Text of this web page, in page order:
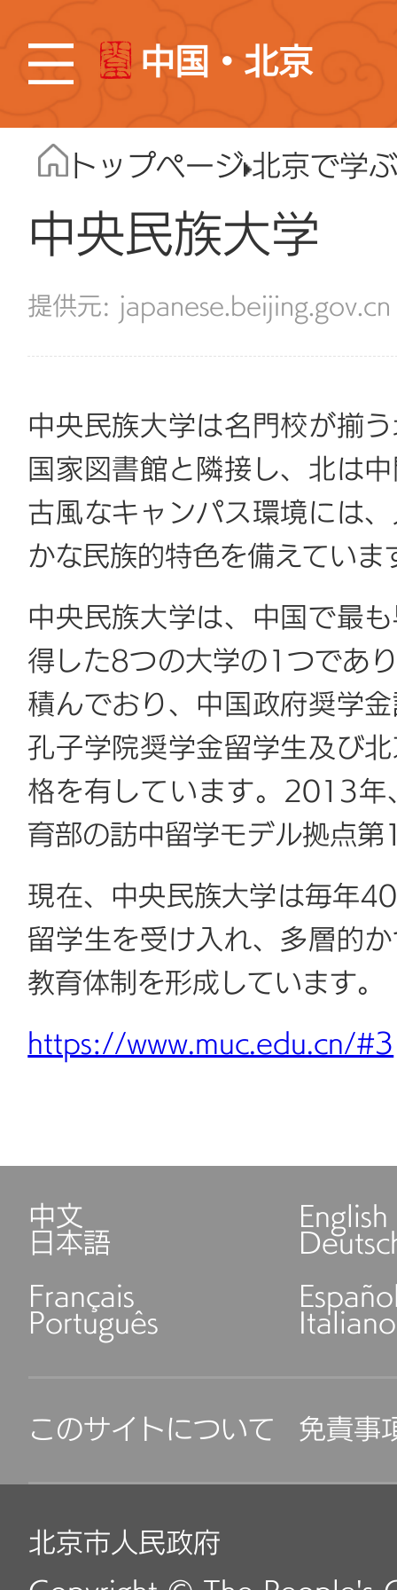
中国・北京
トップページ 北京で学
中央民族大学
japanese.beijing.gov.cn
中央民族大学は名門校が揃
国家図書館と隣接し、北は
古風なキャンパス環境には
かな民族的特色を備えていま
中央民族大学は、中国で最
得した8つの大学の1つであ
積んでおり、中国政府奨学
孔子学院奨学金留学生及び
格を有しています。2013年
育部の訪中留学モデル拠点
現在、中央民族大学は毎年
留学生を受け入れ、多層的
教育体制を形成しています。
https://www.muc.edu.cn/#3
中文 English
日本語
Français
Português Italiano
このサイトについて 免責事
北京市人民政府